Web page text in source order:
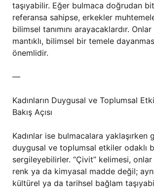
taşıyabilir. Eğer bulmaca doğrudan
referansa sahipse, erkekler
bilimsel tanımını arayacaklardır.
mantıklı, bilimsel bir temele
önemlidir.
—
Kadınların Duygusal ve Toplumsal
Bakış Açısı
Kadınlar ise bulmacalara yaklaşırken
duygusal ve toplumsal etkiler odaklı
sergileyebilirler. “Çivit” kelimesi,
renk ya da kimyasal madde değil;
kültürel ya da tarihsel bağlam